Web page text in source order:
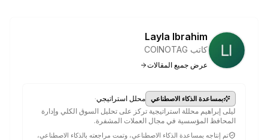
Layla Ibrahim
كاتب COINOTAG
عرض جميع المقالات
بمساعدة الذكاء الاصطناعي محلل استراتيجي·
ليلى إبراهيم محللة استراتيجية تركز على تحليل السوق الكلي وإدارة
المحافظ المؤسسية في مجال العملات المشفرة.
تم إنتاجه بمساعدة الذكاء الاصطناعي، وتمت مراجعته بالذكاء الاصطناعي،